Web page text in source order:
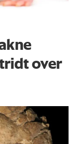
over